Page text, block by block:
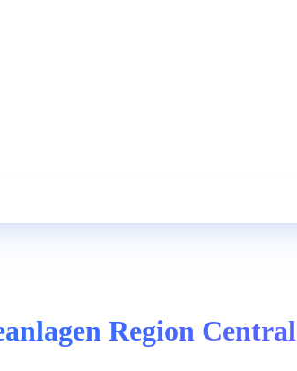
Region Central